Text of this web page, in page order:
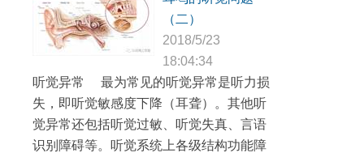
（二）
2018/5/23
18:04:34
听觉异常 最为常见的听觉异常是听力损
失，即听觉敏感度下降（耳聋）。其他听
觉异常还包括听觉过敏、听觉失真、言语
识别障碍等。听觉系统上各级结构功能障